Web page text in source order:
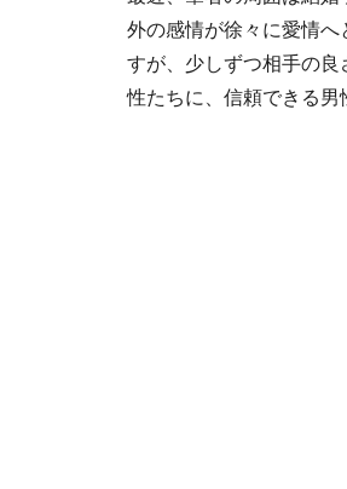
外の感情が徐々に愛情へ
すが、少しずつ相手の
性たちに、信頼できる男